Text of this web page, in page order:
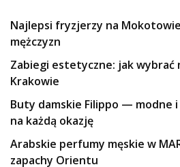
Najlepsi fryzjerzy na
mężczyzn
Zabiegi estetyczne: jak wybrać
Krakowie
Buty damskie Filippo — modne
na każdą okazję
Arabskie perfumy męskie w
zapachy Orientu